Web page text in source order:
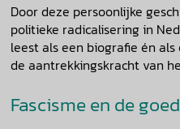
Door deze persoonlijke
politieke radicalisering in
leest als een biografie én
de aantrekkingskracht van
Fascisme en de